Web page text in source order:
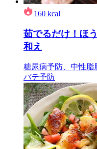
160 kcal
茹でるだけ！ほ
和え
糖尿病予防、中性脂
バテ予防